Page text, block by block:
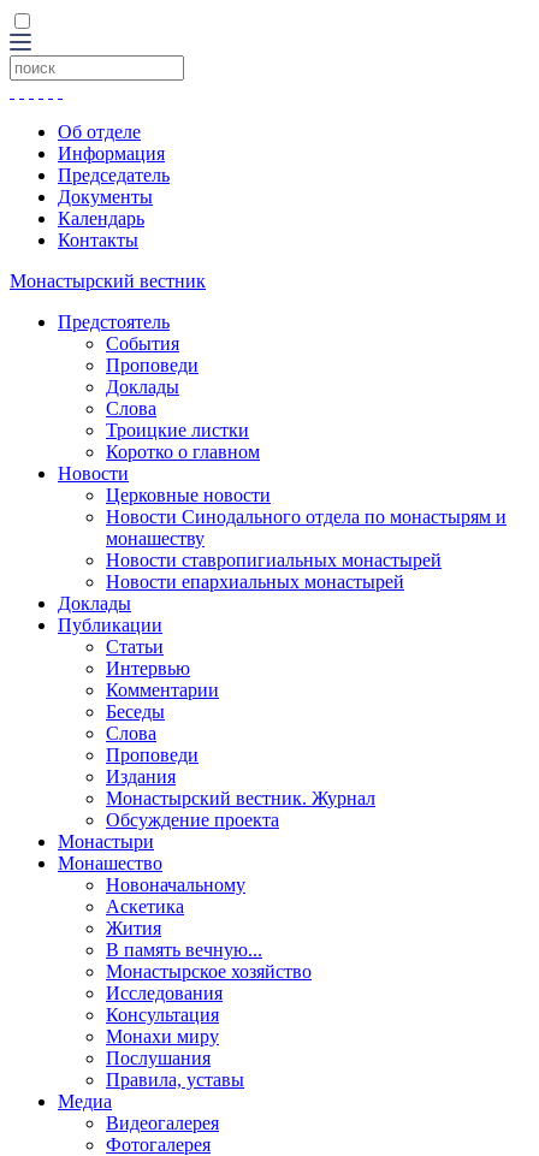
Об отделе
Информация
Председатель
Документы
Календарь
Контакты
Монастырский вестник
Предстоятель
События
Проповеди
Доклады
Слова
Троицкие листки
Коротко о главном
Новости
Церковные новости
Новости Синодального отдела по монастырям и
монашеству
Новости ставропигиальных монастырей
Новости епархиальных монастырей
Доклады
Публикации
Статьи
Интервью
Комментарии
Беседы
Слова
Проповеди
Издания
Монастырский вестник. Журнал
Обсуждение проекта
Монастыри
Монашество
Новоначальному
Аскетика
Жития
В память вечную...
Монастырское хозяйство
Исследования
Консультация
Монахи миру
Послушания
Правила, уставы
Медиа
Видеогалерея
Фотогалерея